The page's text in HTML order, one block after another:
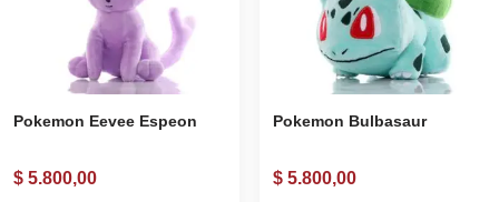
Pokemon Eevee Espeon
$ 5.800,00
Pokemon Bulbasaur
$5.800,00